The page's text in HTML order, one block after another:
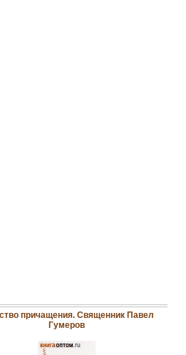
причащения. Священник Павел
Гумеров